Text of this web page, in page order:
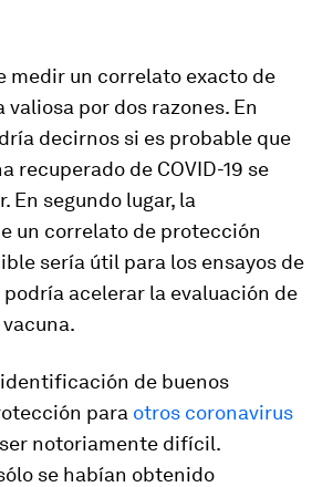
medir un correlato exacto de
por dos razones. En
decirnos si es probable que
recuperado de COVID-19 se
En segundo lugar, la
un correlato de protección
sería útil para los ensayos de
podría acelerar la evaluación de
de buenos
para otros coronavirus
notoriamente difícil.
se habían obtenido